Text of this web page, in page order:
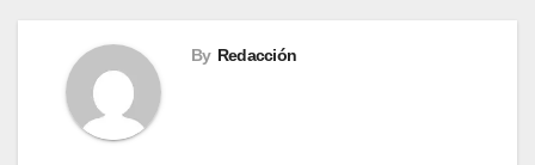
By Redacción